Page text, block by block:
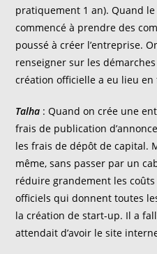
pratiquement 1 an). Quand
commencé à prendre des
poussé à créer l’entreprise.
renseigner sur les
création officielle a eu lieu en
Talha : Quand on crée une
frais de publication
les frais de dépôt de capital.
même, sans passer par un
réduire grandement les
officiels qui donnent toutes
la création de start-up. Il a
attendait d’avoir le site